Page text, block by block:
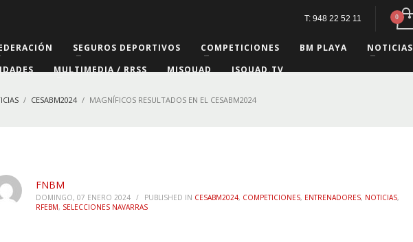
T: 948 22 52 11
SEGUROS DEPORTIVOS COMPETICIONES BM PLAYA NOTICIAS
MULTIMEDIA / RRSS MISQUAD
ISQUAD.TV
CESABM2024 MAGNÍFICOS RESULTADOS EN EL CESABM2024
FNBM
DOMINGO, 07 ENERO 2024 / PUBLISHED IN CESABM2024, COMPETICIONES, ENTRENADORES, NOTICIAS,
RFEBM, SELECCIONES NAVARRAS